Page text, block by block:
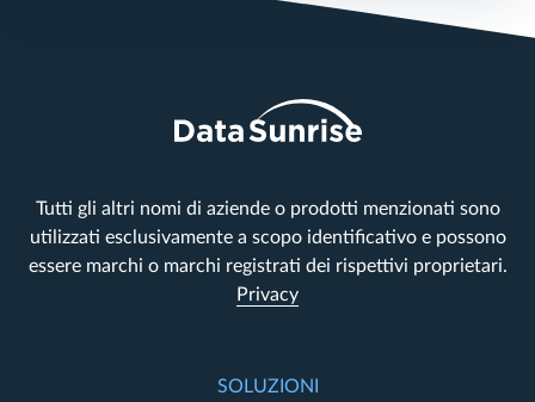
Tutti gli altri nomi di aziende o prodotti menzionati sono
utilizzati esclusivamente a scopo identificativo e possono
essere marchi o marchi registrati dei rispettivi proprietari.
Privacy
SOLUZIONI